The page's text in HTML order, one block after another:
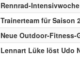
Rennrad-
Trainerteam für Saison
Neue Outdoor-Fitness-
Lennart Lüke löst Udo